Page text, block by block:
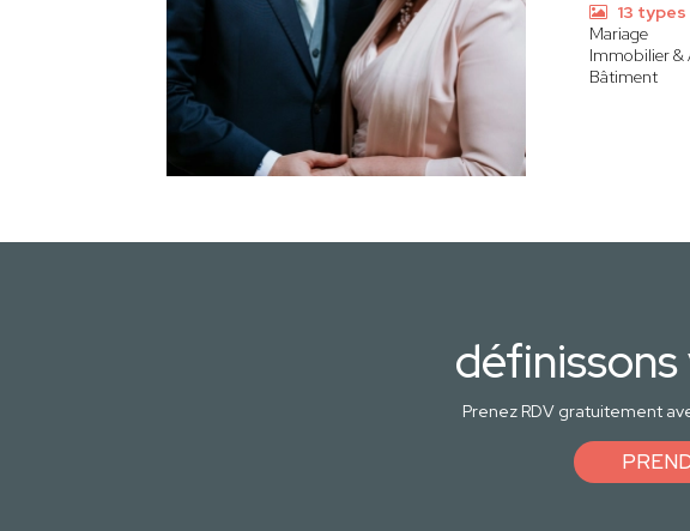
13
Mariage
Immobilier &
Bâtiment
Prenez RDV gratuitement